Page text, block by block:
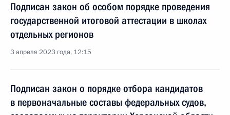
Подписан закон об особом порядке проведения
государственной итоговой аттестации в школах
отдельных регионов
3 апреля 2023 года, 12:15
Подписан закон о порядке отбора кандидатов
в первоначальные составы федеральных судов,